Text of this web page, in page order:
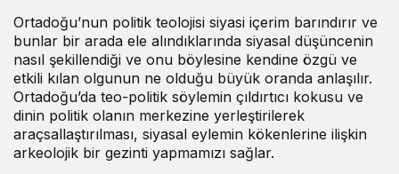
Ortadoğu’nun politik teolojisi siyasi içerim barındırır ve
bunlar bir arada ele alındıklarında siyasal düşüncenin
nasıl şekillendiği ve onu böylesine kendine özgü ve
etkili kılan olgunun ne olduğu büyük oranda anlaşılır.
Ortadoğu’da teo-politik söylemin çıldırtıcı kokusu ve
dinin politik olanın merkezine yerleştirilerek
araçsallaştırılması, siyasal eylemin kökenlerine ilişkin
arkeolojik bir gezinti yapmamızı sağlar.